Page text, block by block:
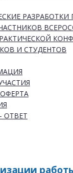
РАЗРАБОТКИ
И СТУДЕНТОВ
ОТВЕТ